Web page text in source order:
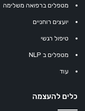
מטפלים ברפואה משלימה
יועצים רוחניים
טיפול רגשי
מטפלים ב NLP
עוד
כלים להעצמה